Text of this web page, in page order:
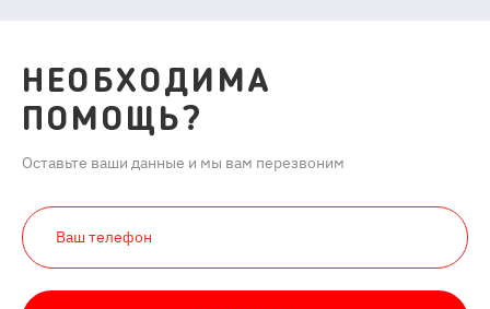
НЕОБХОДИМА
ПОМОЩЬ?
Оставьте ваши данные и мы вам перезвоним